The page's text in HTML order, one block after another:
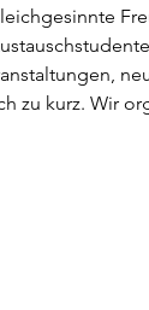
zu kurz. Wir